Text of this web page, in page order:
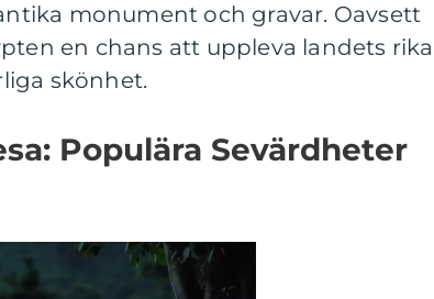
monument och gravar. Oavsett
en chans att uppleva landets rika
skönhet.
Populära Sevärdheter